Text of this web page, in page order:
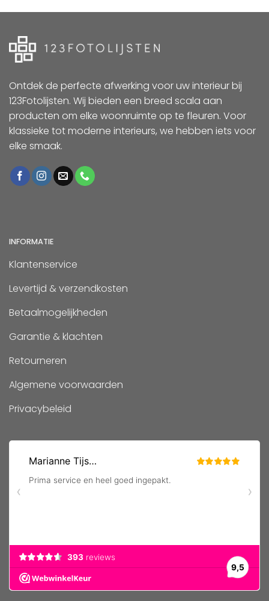
Ontdek de perfecte afwerking voor uw interieur bij
123Fotolijsten. Wij bieden een breed scala aan
producten om elke woonruimte op te fleuren. Voor
klassieke tot moderne interieurs, we hebben iets voor
elke smaak.
INFORMATIE
Klantenservice
Levertijd & verzendkosten
Betaalmogelijkheden
Garantie & klachten
Retourneren
Algemene voorwaarden
Privacybeleid